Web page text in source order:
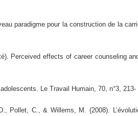
paradigme pour la construction de la
Perceived effects of career counseling
Le Travail Humain, 70, n°3, 213-
Pollet, C., & Willems, M. (2008).